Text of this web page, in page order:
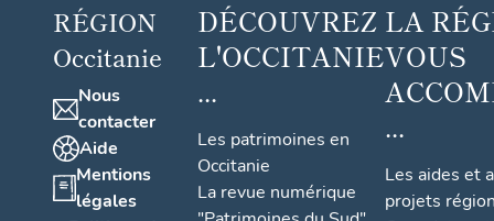
RÉGION
Occitanie
Nous
contacter
Aide
Mentions
légales
DÉCOUVREZ
L'OCCITANIE
...
Les patrimoines en
Occitanie
La revue numérique
LA
VOUS
...
Les aides et
projets